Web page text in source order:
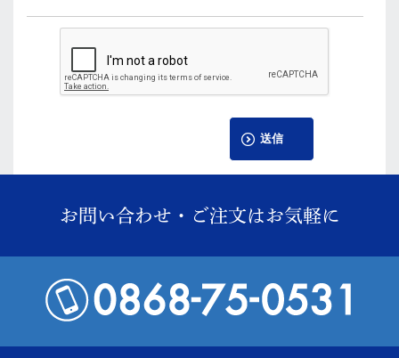
お問い合わせ・ご注文はお気軽に